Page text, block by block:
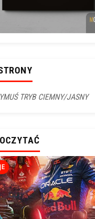
TRYB CIEMNY/JASNY